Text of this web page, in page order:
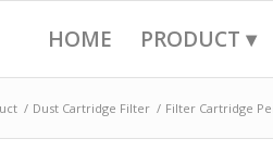
HOME PRODUCT ▾
/ Dust Cartridge Filter / Filter Cartridge